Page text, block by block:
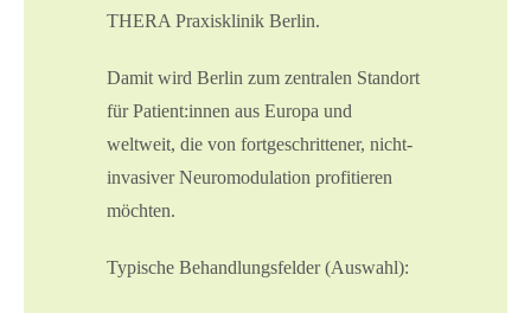
THERA Praxisklinik Berlin.
Damit wird Berlin zum zentralen Standort
für Patient:innen aus Europa und
weltweit, die von fortgeschrittener, nicht-
invasiver Neuromodulation profitieren
möchten.
Typische Behandlungsfelder (Auswahl):